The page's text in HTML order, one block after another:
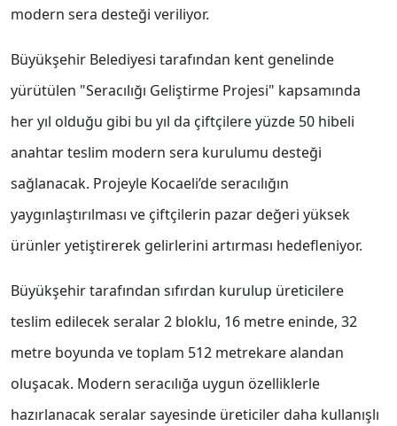
modern sera desteği veriliyor.
Büyükşehir Belediyesi tarafından kent genelinde
yürütülen "Seracılığı Geliştirme Projesi" kapsamında
her yıl olduğu gibi bu yıl da çiftçilere yüzde 50 hibeli
anahtar teslim modern sera kurulumu desteği
sağlanacak. Projeyle Kocaeli’de seracılığın
yaygınlaştırılması ve çiftçilerin pazar değeri yüksek
ürünler yetiştirerek gelirlerini artırması hedefleniyor.
Büyükşehir tarafından sıfırdan kurulup üreticilere
teslim edilecek seralar 2 bloklu, 16 metre eninde, 32
metre boyunda ve toplam 512 metrekare alandan
oluşacak. Modern seracılığa uygun özelliklerle
hazırlanacak seralar sayesinde üreticiler daha kullanışlı